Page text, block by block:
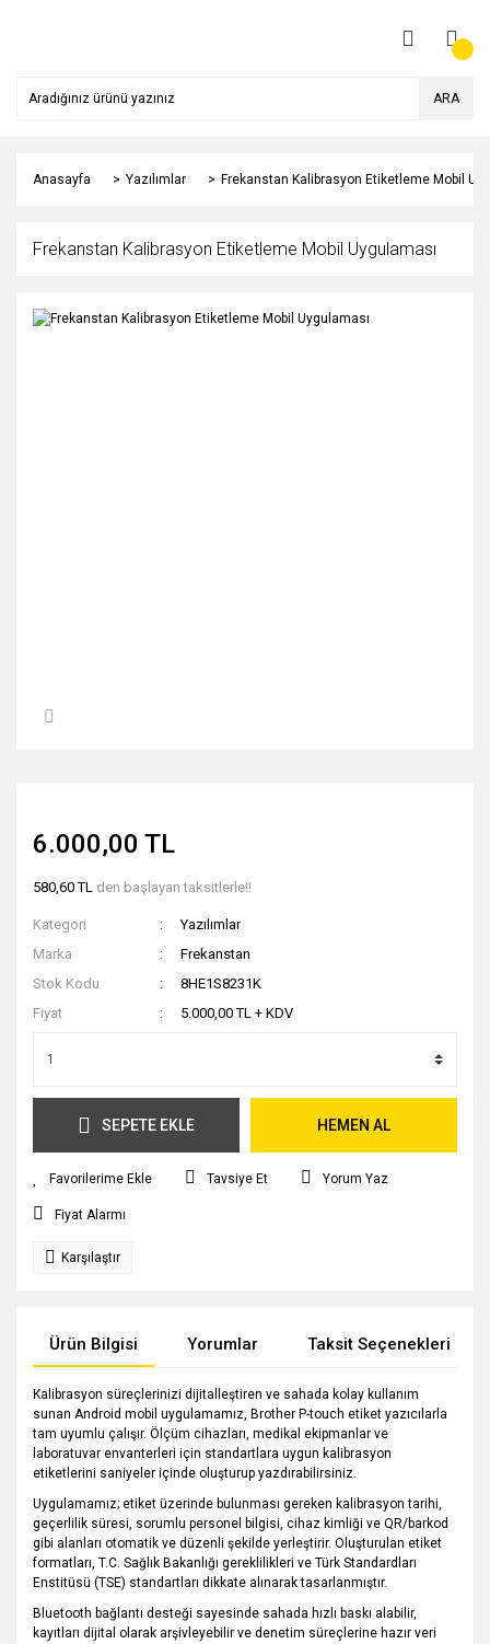
ARA
Anasayfa Yazılımlar Frekanstan Kalibrasyon Etiketleme Mobil
Frekanstan Kalibrasyon Etiketleme Mobil Uygulaması
6.000,00 TL
580,60 TL den başlayan taksitlerle!!
Kategori
Yazılımlar
Marka
Frekanstan
Stok Kodu
8HE1S8231K
Fiyat
5.000,00 TL + KDV
SEPETE EKLE HEMEN AL
Tavsiye Et Yorum Yaz
Fiyat Alarmı
Karşılaştır
Ürün Bilgisi Yorumlar Taksit Seçenekleri
Kalibrasyon süreçlerinizi dijitalleştiren ve sahada kolay kullanım
sunan Android mobil uygulamamız, Brother P-touch etiket yazıcılarla
tam uyumlu çalışır. Ölçüm cihazları, medikal ekipmanlar ve
laboratuvar envanterleri için standartlara uygun kalibrasyon
etiketlerini saniyeler içinde oluşturup yazdırabilirsiniz.
Uygulamamız; etiket üzerinde bulunması gereken kalibrasyon tarihi,
geçerlilik süresi, sorumlu personel bilgisi, cihaz kimliği ve QR/barkod
gibi alanları otomatik ve düzenli şekilde yerleştirir. Oluşturulan etiket
formatları, T.C. Sağlık Bakanlığı gereklilikleri ve Türk Standardları
Enstitüsü (TSE) standartları dikkate alınarak tasarlanmıştır.
Bluetooth bağlantı desteği sayesinde sahada hızlı baskı alabilir,
kayıtları dijital olarak arşivleyebilir ve denetim süreçlerine hazır veri